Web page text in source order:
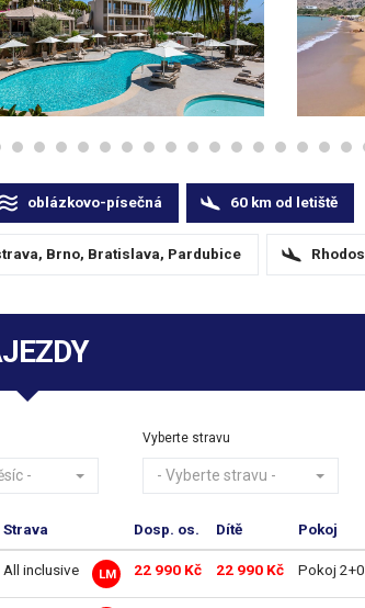
oblázkovo-písečná 60 km od letiště
Brno, Bratislava, Pardubice Rhodos
-
Vyberte stravu
- Vyberte stravu -
Strava Dosp. os. Dítě Pokoj
All inclusive LM 22 990 Kč 22 990 Kč Pokoj 2+0